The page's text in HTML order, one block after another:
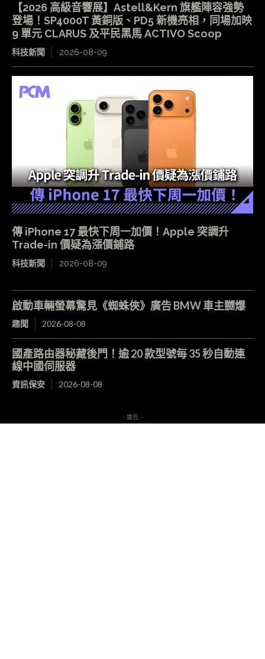
【2026 高級音響展】Astell&Kern 旗艦陣容強勢
登場！SP4000T 黃銅版、PD5 新機亮相，同場加映
9 單元 CLARUS 及平民黑馬 ACTIVO Scoop
科技新聞 2026-08-09
傳 iPhone 17 最快下周一加價！Apple 突調升
Trade-in 價疑為漲價鋪路
科技新聞 2026-08-09
啟動車輛螢幕驚見《蜘蛛俠》廣告 BMW 車主嬲爆
趣聞 2026-08-08
國產路由器秘藏後門！逾 20 款型號每 35 秒自動連
線中國伺服器
資訊保安 2026-08-08
- 廣告 -